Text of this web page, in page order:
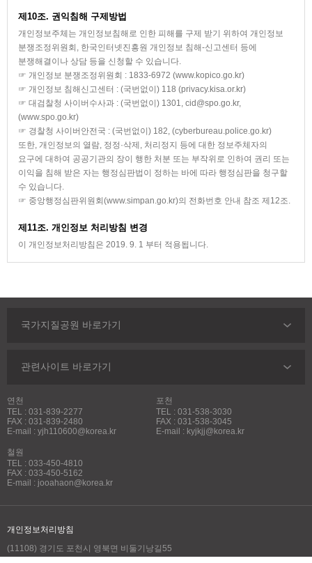
제10조. 권익침해 구제방법
개인정보주체는 개인정보침해로 인한 피해를 구제 받기 위하여 개인정보
분쟁조정위원회, 한국인터넷진흥원 개인정보 침해-신고센터 등에
분쟁해결이나 상담 등을 신청할 수 있습니다.
☞ 개인정보 분쟁조정위원회 : 1833-6972 (www.kopico.go.kr)
☞ 개인정보 침해신고센터 : (국번없이) 118 (privacy.kisa.or.kr)
☞ 대검찰청 사이버수사과 : (국번없이) 1301, cid@spo.go.kr,
(www.spo.go.kr)
☞ 경찰청 사이버안전국 : (국번없이) 182, (cyberbureau.police.go.kr)
또한, 개인정보의 열람, 정정·삭제, 처리정지 등에 대한 정보주체자의
요구에 대하여 공공기관의 장이 행한 처분 또는 부작위로 인하여 권리 또는
이익을 침해 받은 자는 행정심판법이 정하는 바에 따라 행정심판을 청구할
수 있습니다.
☞ 중앙행정심판위원회(www.simpan.go.kr)의 전화번호 안내 참조 제12조.
제11조. 개인정보 처리방침 변경
이 개인정보처리방침은 2019. 9. 1 부터 적용됩니다.
연천
TEL : 031-839-2277
FAX : 031-839-2480
E-mail : yjh110600@korea.kr
포천
TEL : 031-538-3030
FAX : 031-538-3045
E-mail : kyjkjj@korea.kr
철원
TEL : 033-450-4810
FAX : 033-450-5162
E-mail : jooahaon@korea.kr
개인정보처리방침
(11108) 경기도 포천시 영북면 비둘기낭길55
국가지질공원 바로가기
관련사이트 바로가기